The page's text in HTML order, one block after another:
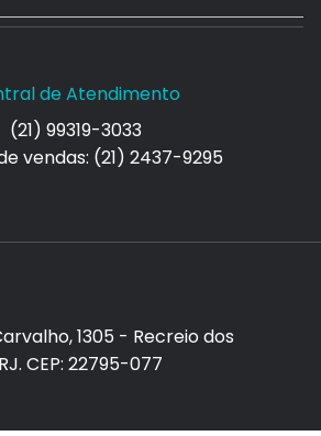
de Atendimento
(21) 99319-3033
vendas: (21) 2437-9295
1305 - Recreio dos
CEP: 22795-077